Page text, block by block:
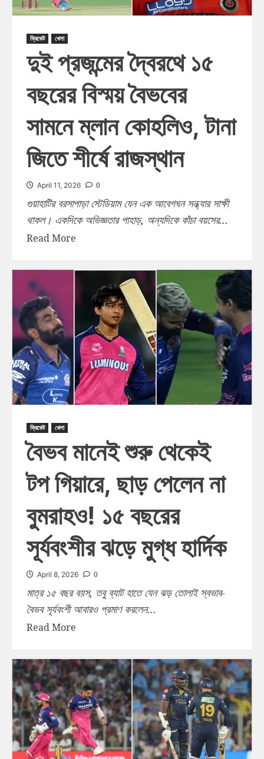
ক্রিকেট খেলা
দুই প্রজন্মের দ্বৈরথে ১৫
বছরের বিস্ময় বৈভবের
সামনে ম্লান কোহলিও, টানা
জিতে শীর্ষে রাজস্থান
April 11, 2026 0
গুয়াহাটির বরসাপাড়া স্টেডিয়াম যেন এক আবেগঘন সন্ধ্যার সাক্ষী
থাকল। একদিকে অভিজ্ঞতার পাহাড়, অন্যদিকে কাঁচা বয়সের...
Read More
ক্রিকেট খেলা
বৈভব মানেই শুরু থেকেই
টপ গিয়ারে, ছাড় পেলেন না
বুমরাহও! ১৫ বছরের
সূর্যবংশীর ঝড়ে মুগ্ধ হার্দিক
April 8, 2026 0
মাত্র ১৫ বছর বয়স, তবু ব্যাট হাতে যেন ঝড় তোলাই স্বভাব-
বৈভব সূর্যবংশী আবারও প্রমাণ করলেন...
Read More